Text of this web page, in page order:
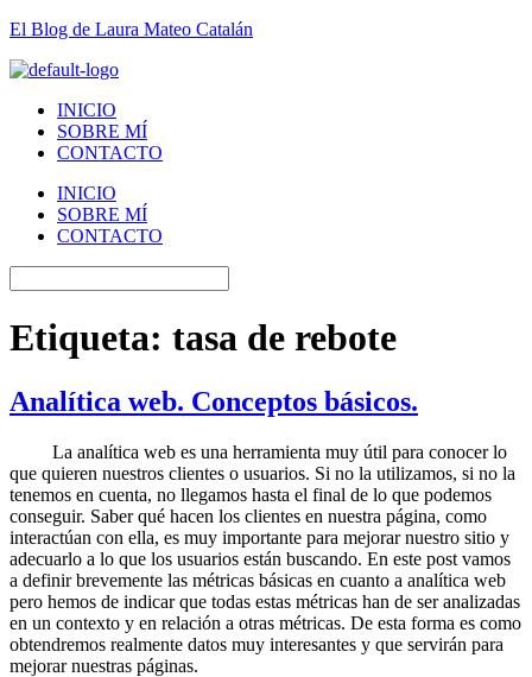
El Blog de Laura Mateo Catalán
INICIO
SOBRE MÍ
CONTACTO
INICIO
SOBRE MÍ
CONTACTO
Etiqueta: tasa de rebote
Analítica web. Conceptos básicos.
La analítica web es una herramienta muy útil para conocer lo
que quieren nuestros clientes o usuarios. Si no la utilizamos, si no la
tenemos en cuenta, no llegamos hasta el final de lo que podemos
conseguir. Saber qué hacen los clientes en nuestra página, como
interactúan con ella, es muy importante para mejorar nuestro sitio y
adecuarlo a lo que los usuarios están buscando. En este post vamos
a definir brevemente las métricas básicas en cuanto a analítica web
pero hemos de indicar que todas estas métricas han de ser analizadas
en un contexto y en relación a otras métricas. De esta forma es como
obtendremos realmente datos muy interesantes y que servirán para
mejorar nuestras páginas.